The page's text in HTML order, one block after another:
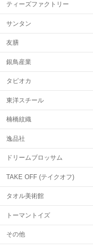
ティーズファクトリー
サンタン
友膳
銀鳥産業
タピオカ
東洋スチール
楠橋紋織
逸品社
ドリームブロッサム
TAKE OFF (テイクオフ)
タオル美術館
トーマントイズ
その他